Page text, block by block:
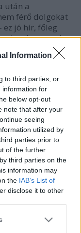
Information
to third parties, or
information for
below opt-out
note that after your
seeing
utilized by
parties prior to
of the further
third parties on the
information may
the IAB’s List of
disclose it to other
or more Google
után a
férő dolgokat
ez jó hír, főleg
sem volt
Az asszony
volt. A